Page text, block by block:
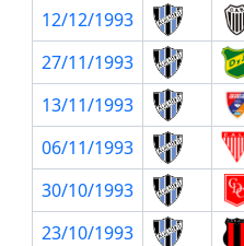
12/12/1993
27/11/1993
13/11/1993
06/11/1993
30/10/1993
23/10/1993